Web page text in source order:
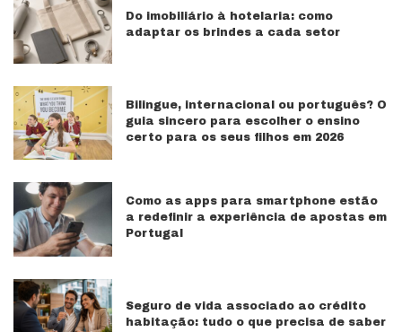
Do imobiliário à hotelaria: como
adaptar os brindes a cada setor
Bilingue, internacional ou português? O
guia sincero para escolher o ensino
certo para os seus filhos em 2026
Como as apps para smartphone estão
a redefinir a experiência de apostas em
Portugal
Seguro de vida associado ao crédito
habitação: tudo o que precisa de saber